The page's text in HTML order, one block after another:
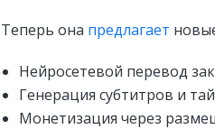
Теперь она предлагает
Нейросетевой перевод
Генерация субтитров и
Монетизация через